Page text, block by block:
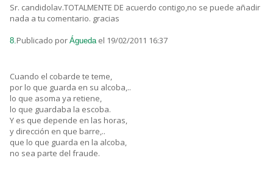
Sr. candidolav.TOTALMENTE DE acuerdo contigo,no se puede añadir
nada a tu comentario. gracias
8.Publicado por Águeda el 19/02/2011 16:37
Cuando el cobarde te teme,
por lo que guarda en su alcoba,..
lo que asoma ya retiene,
lo que guardaba la escoba.
Y es que depende en las horas,
y dirección en que barre,..
que lo que guarda en la alcoba,
no sea parte del fraude.